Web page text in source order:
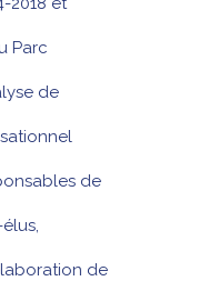
Parc
de
de
de